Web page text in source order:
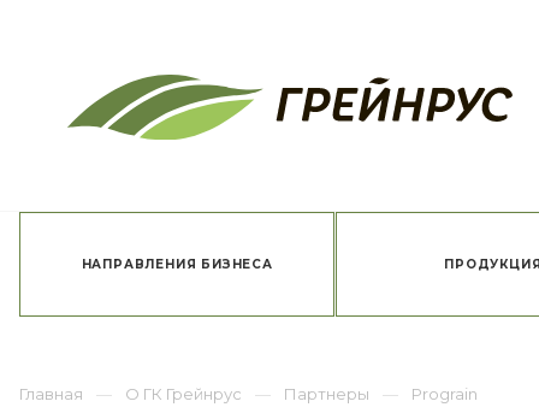
НАПРАВЛЕНИЯ БИЗНЕСА ПРОДУКЦИЯ
Главная О ГК Грейнрус Партнеры Prograin